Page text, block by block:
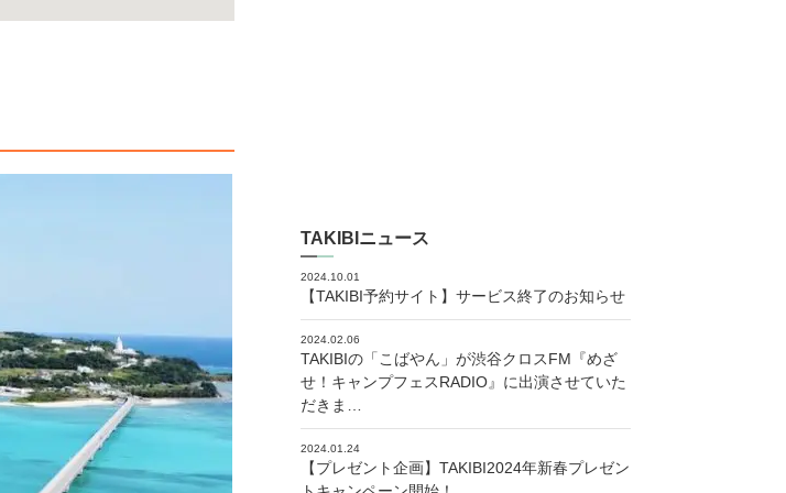
TAKIBIニュース
2024.10.01
【TAKIBI予約サイト】サービス終了のお知らせ
2024.02.06
TAKIBIの「こばやん」が渋谷クロスFM『めざ
せ！キャンプフェスRADIO』に出演させていた
だきま…
2024.01.24
【プレゼント企画】TAKIBI2024年新春プレゼン